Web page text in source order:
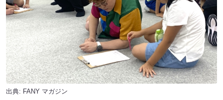
出典: FANY マガジン